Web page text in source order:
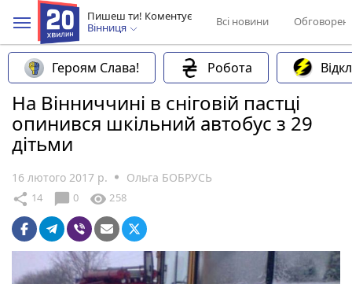
Пишеш ти! Коментує
Вінниця
Всі новини
Героям Слава! Робота
На Вінниччині в сніговій пастці
опинився шкільний автобус з 29
дітьми
16 лютого 2017 р. Ольга БОБРУСЬ
share 14 chat_bubble 0 visibility 258